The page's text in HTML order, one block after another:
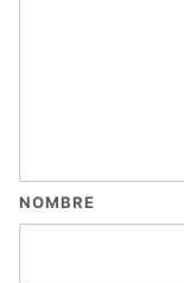
NOMBRE